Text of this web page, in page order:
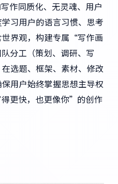
作同质化、无灵魂、用户
习用户的语言习惯、思考
界观，构建专属“写作画
分工（策划、调研、写
选题、框架、素材、修改
用户始终掌握思想主导权
更快，也更像你”的创作